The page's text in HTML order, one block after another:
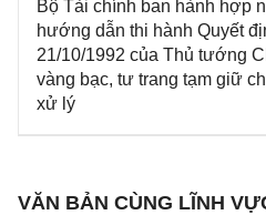
Bộ Tài chính ban hành hợp
hướng dẫn thi hành Quyết
21/10/1992 của Thủ tướng
vàng bạc, tư trang tạm giữ
xử lý
VĂN BẢN CÙNG LĨNH